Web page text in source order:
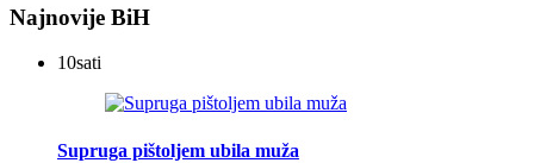
Najnovije BiH
10sati
Supruga pištoljem ubila muža